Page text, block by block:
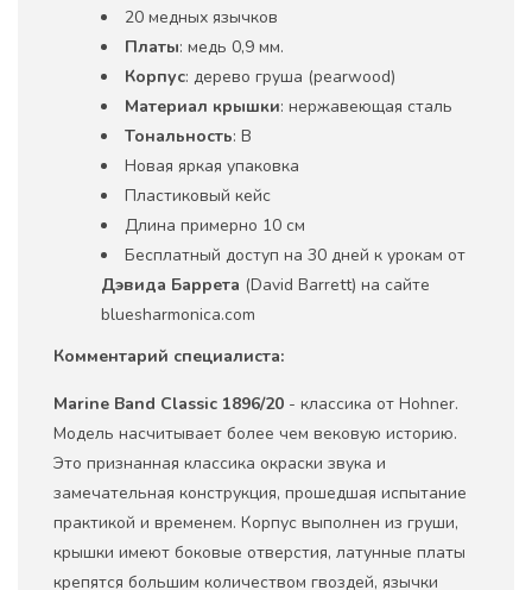
20 медных язычков
Платы: медь 0,9 мм.
Корпус: дерево груша (pearwood)
Материал крышки: нержавеющая сталь
Тональность: B
Новая яркая упаковка
Пластиковый кейс
Длина примерно 10 см
Бесплатный доступ на 30 дней к урокам от
Дэвида Баррета (David Barrett) на сайте
bluesharmonica.com
Комментарий специалиста:
Marine Band Classic 1896/20 - классика от Hohner.
Модель насчитывает более чем вековую историю.
Это признанная классика окраски звука и
замечательная конструкция, прошедшая испытание
практикой и временем. Корпус выполнен из груши,
крышки имеют боковые отверстия, латунные платы
крепятся большим количеством гвоздей, язычки